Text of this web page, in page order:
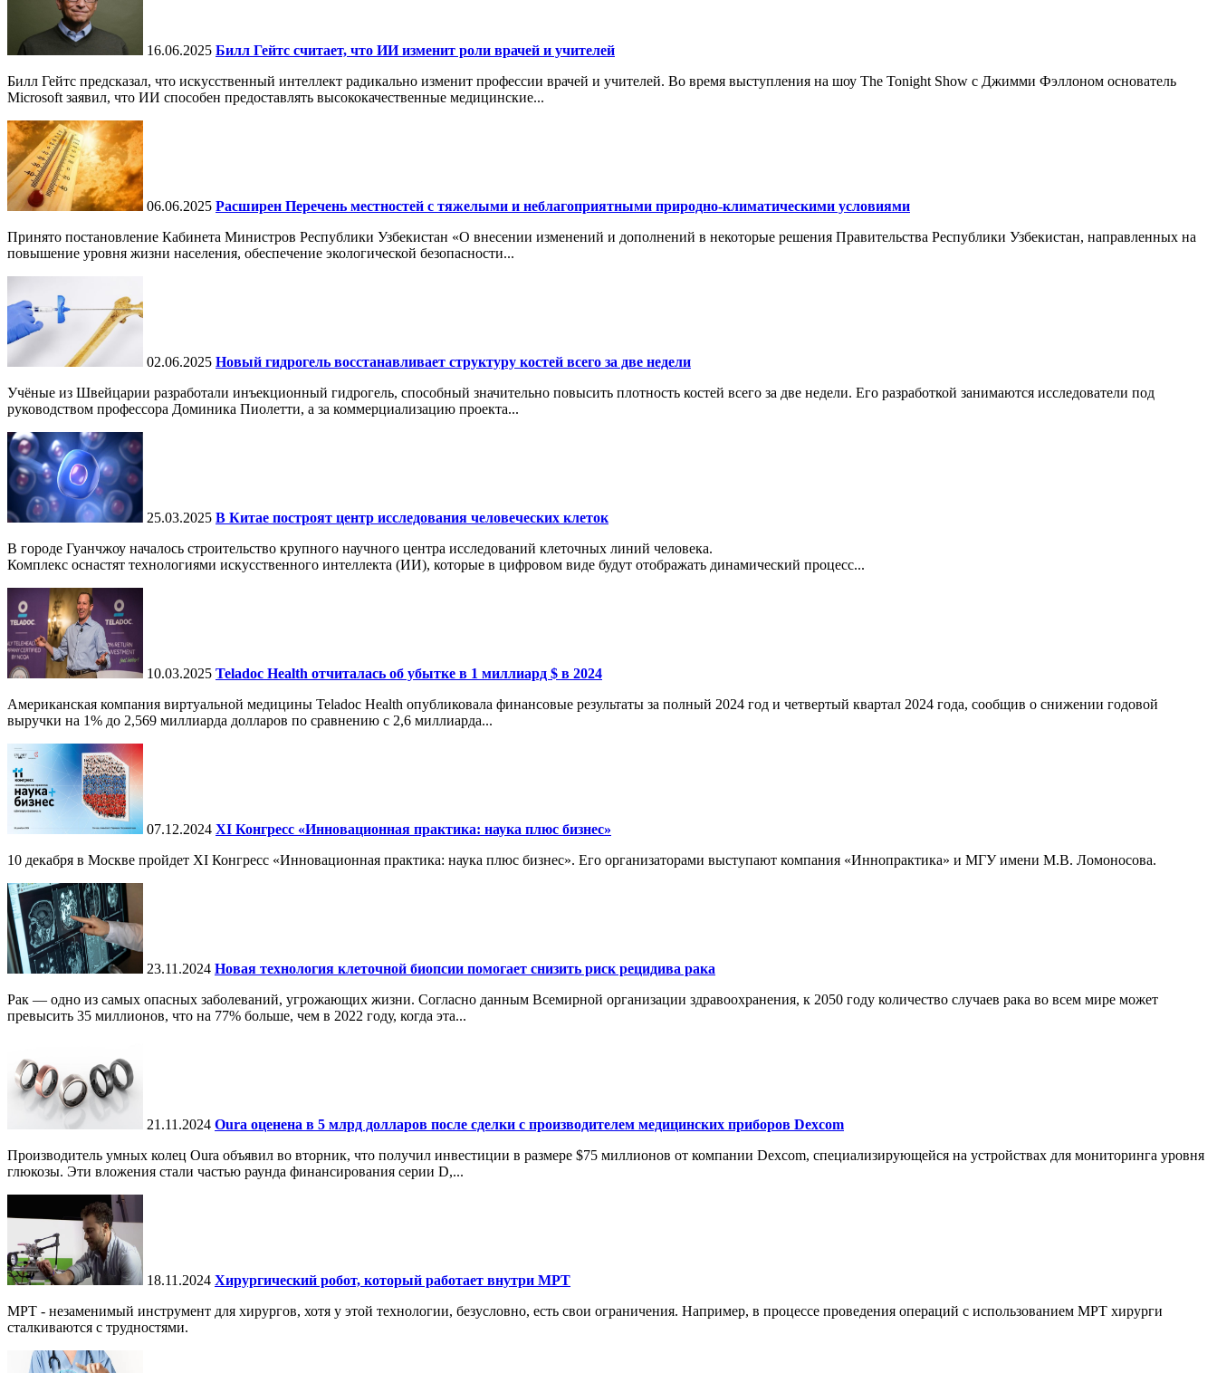
16.06.2025 Билл Гейтс считает, что ИИ изменит роли врачей и учителей
Билл Гейтс предсказал, что искусственный интеллект радикально изменит профессии врачей и учителей. Во время выступления на шоу The Tonight Show с Джимми Фэллоном основатель
Microsoft заявил, что ИИ способен предоставлять высококачественные медицинские...
06.06.2025 Расширен Перечень местностей с тяжелыми и неблагоприятными природно-климатическими условиями
Принято постановление Кабинета Министров Республики Узбекистан «О внесении изменений и дополнений в некоторые решения Правительства Республики Узбекистан, направленных на
повышение уровня жизни населения, обеспечение экологической безопасности...
02.06.2025 Новый гидрогель восстанавливает структуру костей всего за две недели
Учёные из Швейцарии разработали инъекционный гидрогель, способный значительно повысить плотность костей всего за две недели. Его разработкой занимаются исследователи под
руководством профессора Доминика Пиолетти, а за коммерциализацию проекта...
25.03.2025 В Китае построят центр исследования человеческих клеток
В городе Гуанчжоу началось строительство крупного научного центра исследований клеточных линий человека.
Комплекс оснастят технологиями искусственного интеллекта (ИИ), которые в цифровом виде будут отображать динамический процесс...
10.03.2025 Teladoc Health отчиталась об убытке в 1 миллиард $ в 2024
Американская компания виртуальной медицины Teladoc Health опубликовала финансовые результаты за полный 2024 год и четвертый квартал 2024 года, сообщив о снижении годовой
выручки на 1% до 2,569 миллиарда долларов по сравнению с 2,6 миллиарда...
07.12.2024 ХI Конгресс «Инновационная практика: наука плюс бизнес»
10 декабря в Москве пройдет XI Конгресс «Инновационная практика: наука плюс бизнес». Его организаторами выступают компания «Иннопрактика» и МГУ имени М.В. Ломоносова.
23.11.2024 Новая технология клеточной биопсии помогает снизить риск рецидива рака
Рак — одно из самых опасных заболеваний, угрожающих жизни. Согласно данным Всемирной организации здравоохранения, к 2050 году количество случаев рака во всем мире может
превысить 35 миллионов, что на 77% больше, чем в 2022 году, когда эта...
21.11.2024 Oura оценена в 5 млрд долларов после сделки с производителем медицинских приборов Dexcom
Производитель умных колец Oura объявил во вторник, что получил инвестиции в размере $75 миллионов от компании Dexcom, специализирующейся на устройствах для мониторинга уровня
глюкозы. Эти вложения стали частью раунда финансирования серии D,...
18.11.2024 Хирургический робот, который работает внутри МРТ
МРТ - незаменимый инструмент для хирургов, хотя у этой технологии, безусловно, есть свои ограничения. Например, в процессе проведения операций с использованием МРТ хирурги
сталкиваются с трудностями.